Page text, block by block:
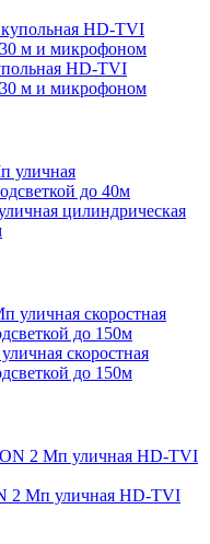
HD-TVI
30 м и микрофоном
цилиндрическая
скоростная
до 150м
2 Мп уличная HD-TVI